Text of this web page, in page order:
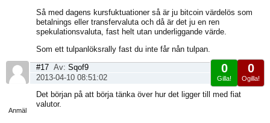
Så med dagens kursfuktuationer så är ju bitcoin värdelös som
betalnings eller transfervaluta och då är det ju en ren
spekulationsvaluta, fast helt utan underliggande värde.
Som ett tulpanlöksrally fast du inte får nån tulpan.
Anmäl
0
Ogilla!
0
Gilla!
#17 Av: Sqof9
2013-04-10 08:51:02
Det början på att börja tänka över hur det ligger till med fiat
valutor.